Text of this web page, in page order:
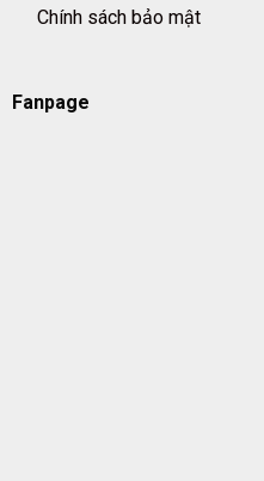
Chính sách bảo mật
Fanpage